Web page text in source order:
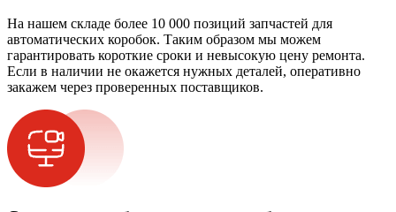
На нашем складе более 10 000 позиций запчастей для
автоматических коробок. Таким образом мы можем
гарантировать короткие сроки и невысокую цену ремонта.
Если в наличии не окажется нужных деталей, оперативно
закажем через проверенных поставщиков.